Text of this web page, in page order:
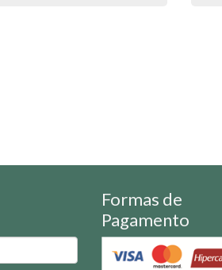
Formas de
Pagamento